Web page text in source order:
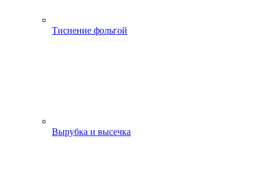
Тиснение фольгой
Вырубка и высечка